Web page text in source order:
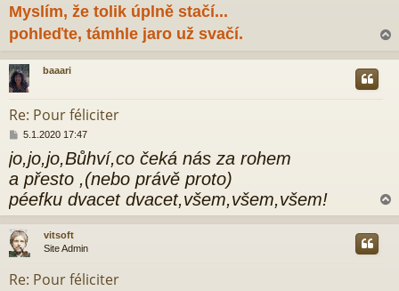
Myslím, že tolik úplně stačí...
pohleďte, támhle jaro už svačí.
h
baaari
Re: Pour féliciter
P
í
p
ě
v
e
k
5.1.2020 17:47
jo,jo,jo,Bůhví,co čeká nás za rohem
a přesto ,(nebo právě proto)
péefku dvacet dvacet,všem,všem,všem!
a
vitsoft
Site Admin
Re: Pour féliciter